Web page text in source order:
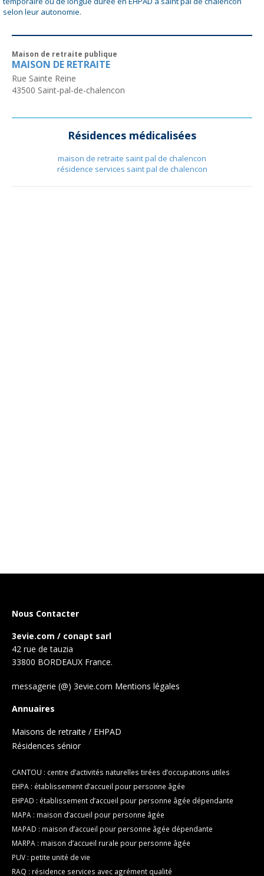
selon leur autonomie.
Maison de retraite publique
MAISON DE RETRAITE
Rue Sainte Reine
43500 Saint-pal-de-chalencon
Résidences médicalisées
maison de retraite saint pal de chalencon
résidence services saint pal de chalencon
Nous Contacter
3evie.com / conapt sarl
42 rue de tauzia
33800 BORDEAUX France.
messagerie (@) 3evie.com Mentions légales
Annuaires
Maisons de retraite / EHPAD
Résidences sénior
CANTOU : centre d’activités naturelles tirées d’occupations utiles
EHPA : établissement d’accueil pour personne âgée
EHPAD : établissement d’accueil pour personne âgée dépendante
MAPA : maison d’accueil pour personne âgée
MAPAD : maison d’accueil pour personne âgée dépendante
MARPA : maison d’accueil rurale pour personne âgée
PUV : petite unité de vie
RAQ : résidence services avec agrément qualité